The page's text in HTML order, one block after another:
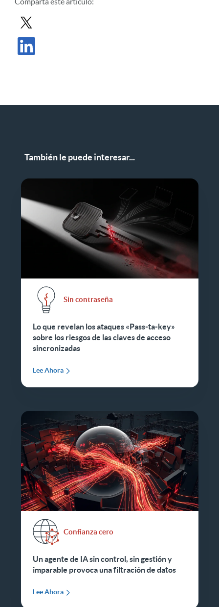
Compartir entrada en X
También le puede interesar...
Sin contraseña
Lo que revelan los ataques «Pass-ta-key»
sobre los riesgos de las claves de acceso
sincronizadas
Lee Ahora
Confianza cero
Un agente de IA sin control, sin gestión y
imparable provoca una filtración de datos
Lee Ahora